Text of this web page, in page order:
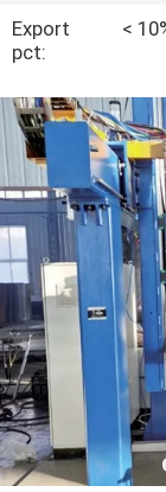
ONS
VERZOEK
OM EEN
CITAAT
SITEMAP
Export
pct:
<